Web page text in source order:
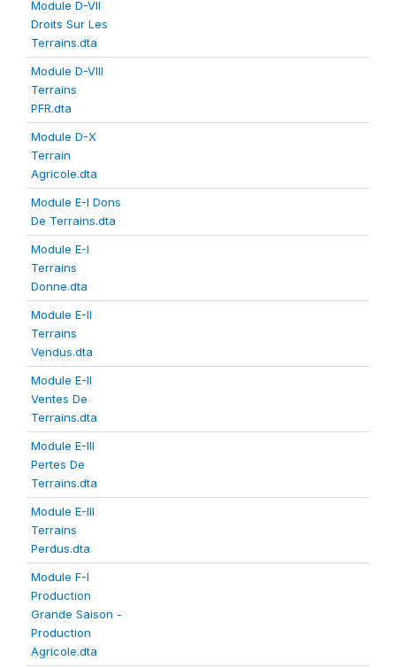
Module D-VII
Droits Sur Les
Terrains.dta
Module D-VIII
Terrains
PFR.dta
Module D-X
Terrain
Agricole.dta
Module E-I Dons
De Terrains.dta
Module E-I
Terrains
Donne.dta
Module E-II
Terrains
Vendus.dta
Module E-II
Ventes De
Terrains.dta
Module E-III
Pertes De
Terrains.dta
Module E-III
Terrains
Perdus.dta
Module F-I
Production
Grande Saison -
Production
Agricole.dta